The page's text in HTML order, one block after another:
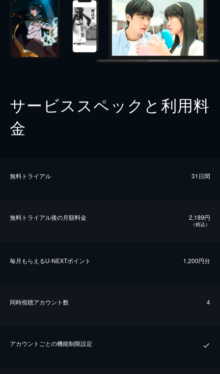
サービススペックと利用料
金
無料トライアル 31日間
無料トライアル後の⽉額料金 2,189円
（税込）
毎⽉もらえるU-NEXTポイント 1,200円分
同時視聴アカウント数 4
アカウントごとの機能制限設定